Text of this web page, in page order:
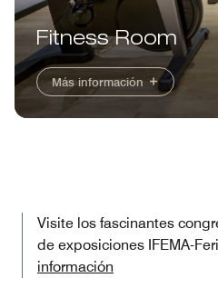
Fitness Room
Más información
Visite los fascinantes
de exposiciones IFEMA-
información